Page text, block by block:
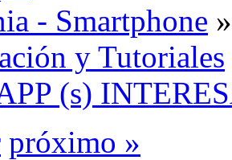
- Smartphone »
y Tutoriales
(s)
próximo »